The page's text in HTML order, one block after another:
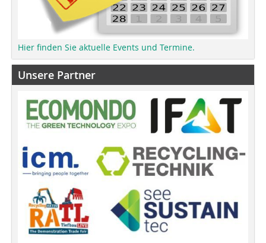
Hier finden Sie aktuelle Events und Termine.
Unsere Partner